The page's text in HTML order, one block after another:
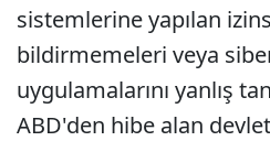
sistemlerine yapılan
bildirmemeleri veya
uygulamalarını yanlış
ABD'den hibe alan